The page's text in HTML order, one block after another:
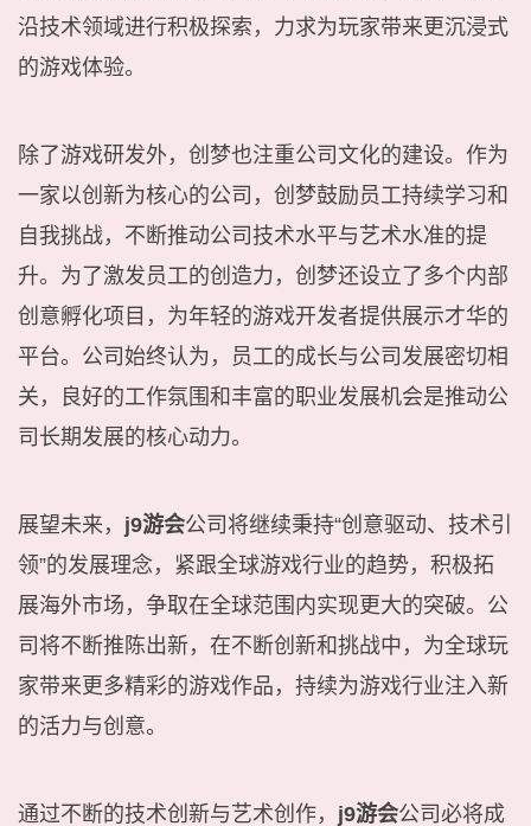
沿技术领域进行积极探索，力求为玩家带来更沉浸式
的游戏体验。
除了游戏研发外，创梦也注重公司文化的建设。作为
一家以创新为核心的公司，创梦鼓励员工持续学习和
自我挑战，不断推动公司技术水平与艺术水准的提
升。为了激发员工的创造力，创梦还设立了多个内部
创意孵化项目，为年轻的游戏开发者提供展示才华的
平台。公司始终认为，员工的成长与公司发展密切相
关，良好的工作氛围和丰富的职业发展机会是推动公
司长期发展的核心动力。
展望未来， j9游会公司将继续秉持“创意驱动、技术引
领”的发展理念，紧跟全球游戏行业的趋势，积极拓
展海外市场，争取在全球范围内实现更大的突破。公
司将不断推陈出新，在不断创新和挑战中，为全球玩
家带来更多精彩的游戏作品，持续为游戏行业注入新
的活力与创意。
通过不断的技术创新与艺术创作， j9游会公司必将成